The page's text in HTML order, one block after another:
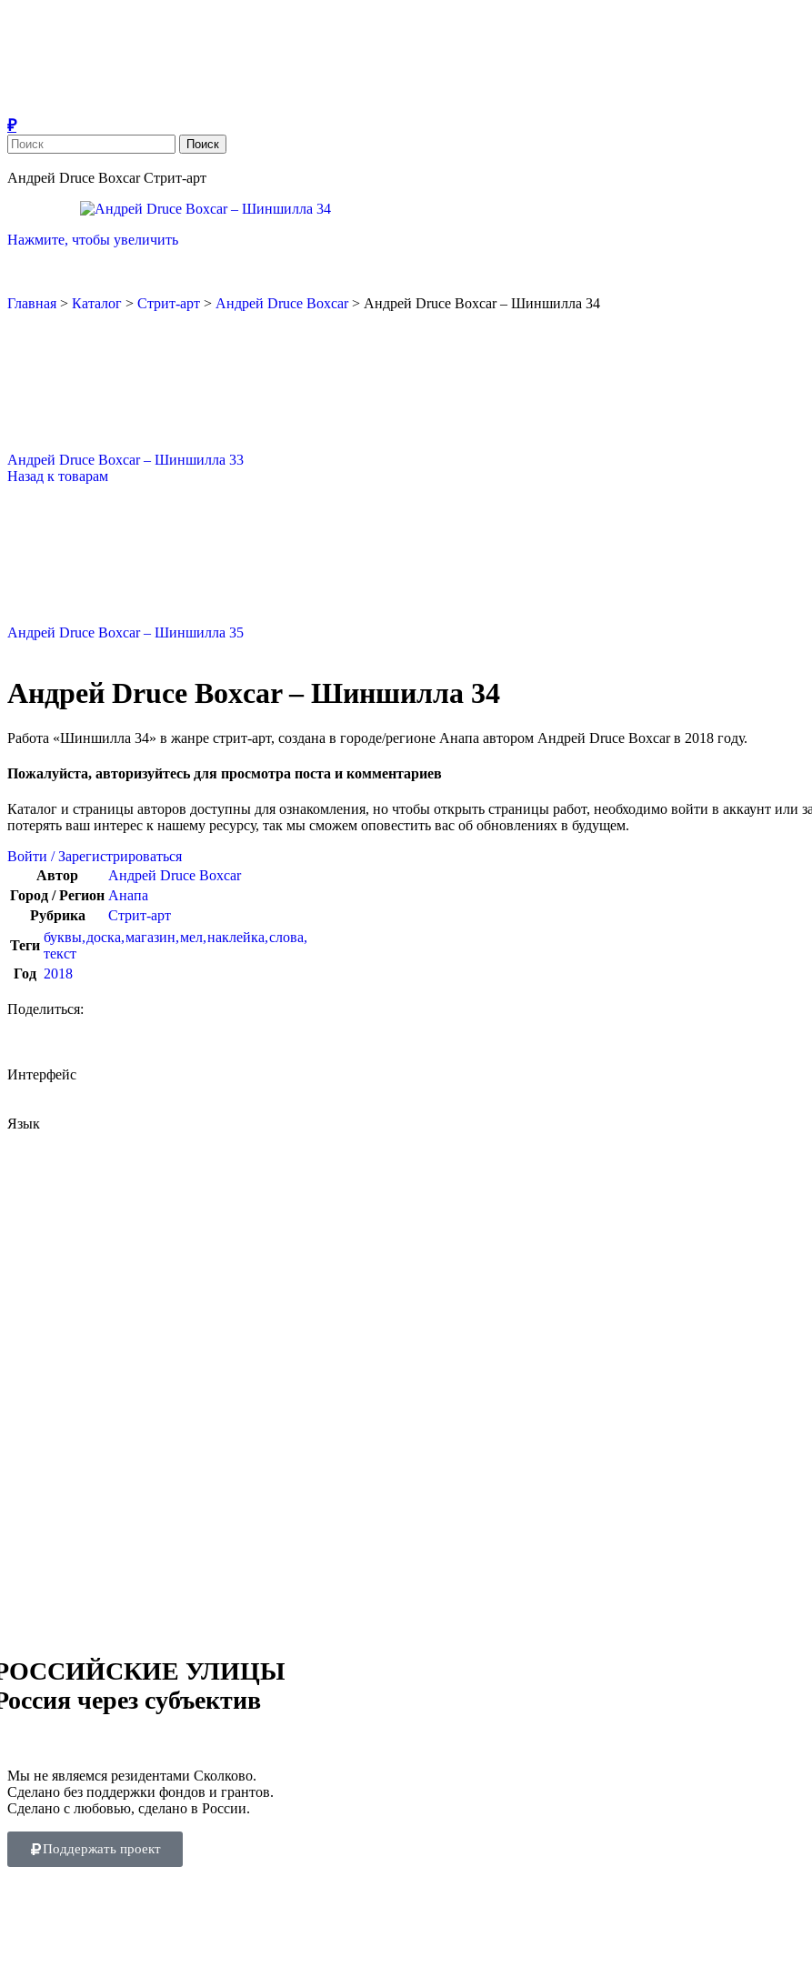
Поиск
Андрей Druce Boxcar Стрит-арт
Нажмите, чтобы увеличить
Главная > Каталог > Стрит-арт > Андрей Druce Boxcar> Андрей Druce Boxcar – Шиншилла 34
Андрей Druce Boxcar – Шиншилла 33
Назад к товарам
Андрей Druce Boxcar – Шиншилла 35
Андрей Druce Boxcar – Шиншилла 34
Работа «Шиншилла 34» в жанре стрит-арт, создана в городе/регионе Анапа автором Андрей Druce Boxcar в 2018 году.
Пожалуйста, авторизуйтесь для просмотра поста и комментариев
Каталог и страницы авторов доступны для ознакомления, но чтобы открыть страницы работ, необходимо войти в аккаунт
потерять ваш интерес к нашему ресурсу, так мы сможем оповестить вас об обновлениях в будущем.
Войти / Зарегистрироваться
Автор
Андрей Druce Boxcar
Город / Регион Анапа
Рубрика
Стрит-арт
Теги
буквы,доска,магазин,мел,наклейка,слова,
текст
Год 2018
Поделиться:
Интерфейс
Язык
УЛИЦЫ
через субъектив
Мы не являемся резидентами Сколково.
Сделано без поддержки фондов и грантов.
Сделано с любовью, сделано в России.
Поддержать проект